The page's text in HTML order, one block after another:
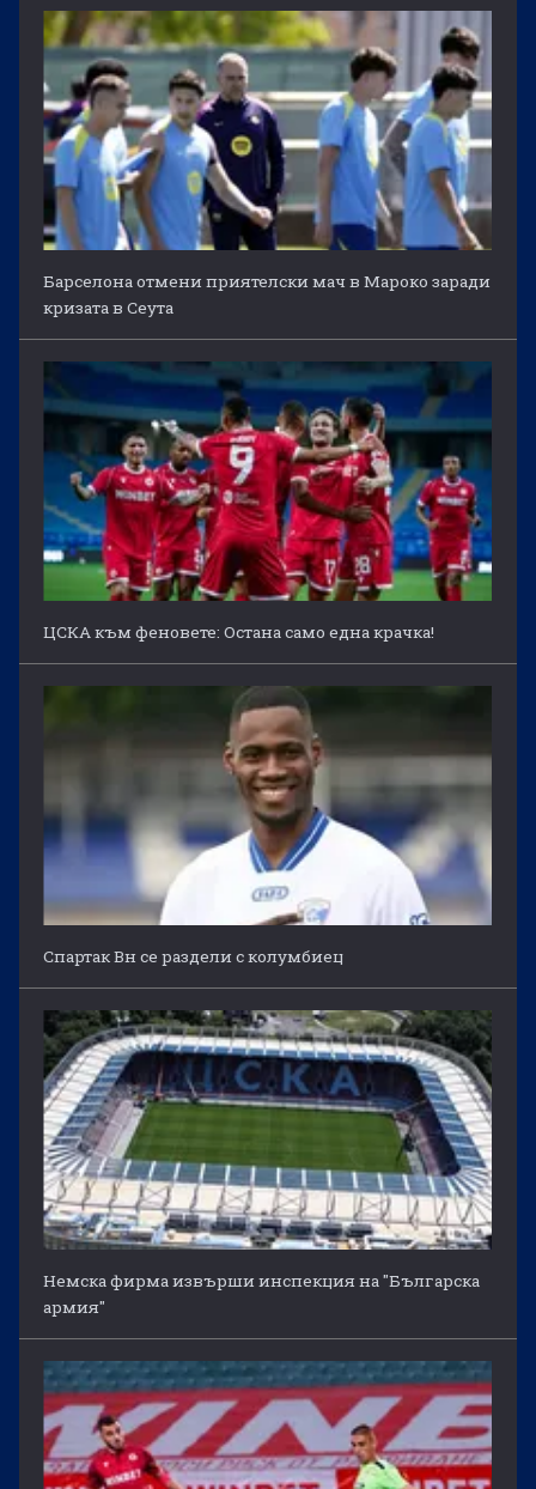
Барселона отмени приятелски мач в Мароко заради
кризата в Сеута
ЦСКА към феновете: Остана само една крачка!
Спартак Вн се раздели с колумбиец
Немска фирма извърши инспекция на "Българска
армия"